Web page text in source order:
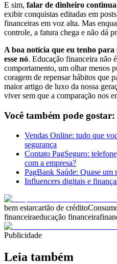
E sim, falar de dinheiro
exibir conquistas editadas em
financeiras em voz alta. Mas
controle, a fatura chega e não dá
A boa notícia que eu tenho
esse nó. Educação financeira não
comportamento, um olhar menos
coragem de repensar hábitos que
maior artigo de luxo da nossa
viver sem que a comparação nos
Você também pode gostar:
Vendas Online: tudo que
segurança
Contato PagSeguro:
com a empresa?
PagBank Saúde: Quase um
Influencers digitais e
bem estarcartão de crédito
financeiraeducação financeira
Publicidade
Leia também